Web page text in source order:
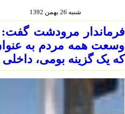
شنبه 26 بهمن 1392
فرماندار مرودشت گفت:
وسعت همه مردم به
که یک گزینه بومی،